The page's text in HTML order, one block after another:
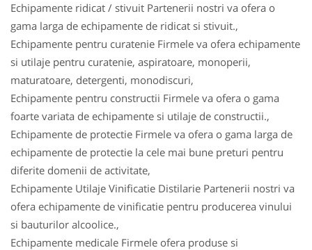
Echipamente ridicat / stivuit Partenerii nostri va ofera o
gama larga de echipamente de ridicat si stivuit.,
Echipamente pentru curatenie Firmele va ofera echipamente
si utilaje pentru curatenie, aspiratoare, monoperii,
maturatoare, detergenti, monodiscuri,
Echipamente pentru constructii Firmele va ofera o gama
foarte variata de echipamente si utilaje de constructii.,
Echipamente de protectie Firmele va ofera o gama larga de
echipamente de protectie la cele mai bune preturi pentru
diferite domenii de activitate,
Echipamente Utilaje Vinificatie Distilarie Partenerii nostri va
ofera echipamente de vinificatie pentru producerea vinului
si bauturilor alcoolice.,
Echipamente medicale Firmele ofera produse si